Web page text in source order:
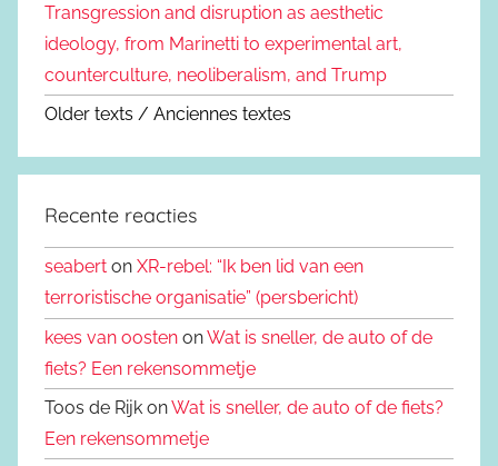
Transgression and disruption as aesthetic
ideology, from Marinetti to experimental art,
counterculture, neoliberalism, and Trump
Older texts / Anciennes textes
Recente reacties
seabert on XR-rebel: “Ik ben lid van een
terroristische organisatie” (persbericht)
kees van oosten onWat is sneller, de auto of de
fiets? Een rekensommetje
Toos de Rijk onWat is sneller, de auto of de fiets?
Een rekensommetje